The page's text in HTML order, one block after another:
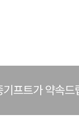
프트가 약속드